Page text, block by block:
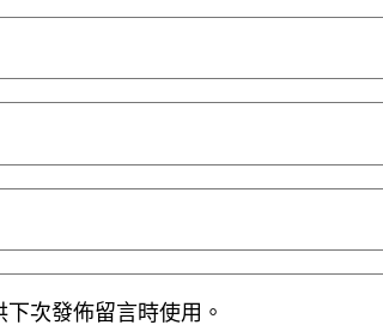
次發佈留言時使用。